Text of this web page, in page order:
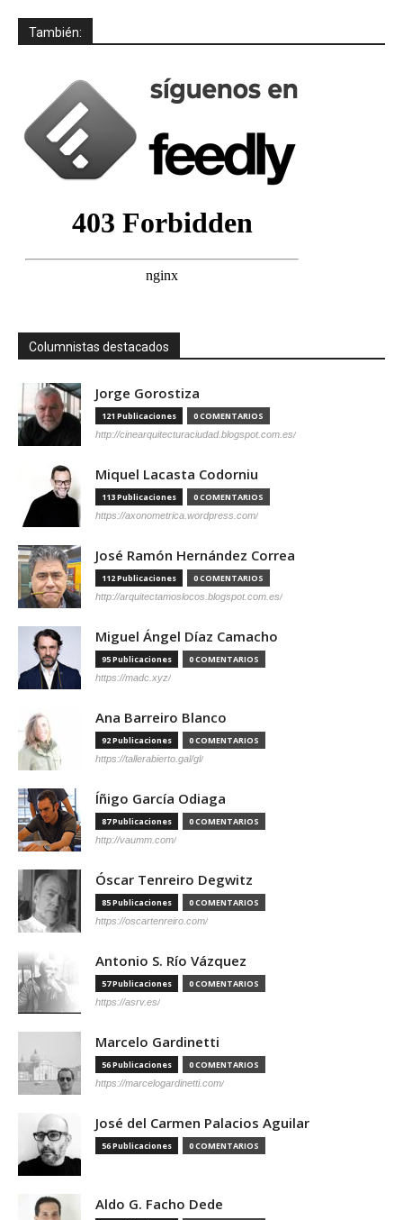
También:
Columnistas destacados
Jorge Gorostiza
121 Publicaciones 0 COMENTARIOS
http://cinearquitecturaciudad.blogspot.com.es/
Miquel Lacasta Codorniu
113 Publicaciones 0 COMENTARIOS
https://axonometrica.wordpress.com/
José Ramón Hernández Correa
112 Publicaciones 0 COMENTARIOS
http://arquitectamoslocos.blogspot.com.es/
Miguel Ángel Díaz Camacho
95 Publicaciones 0 COMENTARIOS
https://madc.xyz/
Ana Barreiro Blanco
92 Publicaciones 0 COMENTARIOS
https://tallerabierto.gal/gl/
Íñigo García Odiaga
87 Publicaciones 0 COMENTARIOS
http://vaumm.com/
Óscar Tenreiro Degwitz
85 Publicaciones 0 COMENTARIOS
https://oscartenreiro.com/
Antonio S. Río Vázquez
57 Publicaciones 0 COMENTARIOS
https://asrv.es/
Marcelo Gardinetti
56 Publicaciones 0 COMENTARIOS
https://marcelogardinetti.com/
José del Carmen Palacios Aguilar
56 Publicaciones 0 COMENTARIOS
Aldo G. Facho Dede